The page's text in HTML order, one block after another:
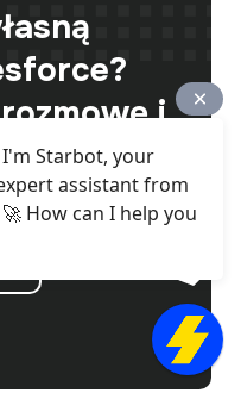
i
z
Starbot, your
assistant from
How can I help you